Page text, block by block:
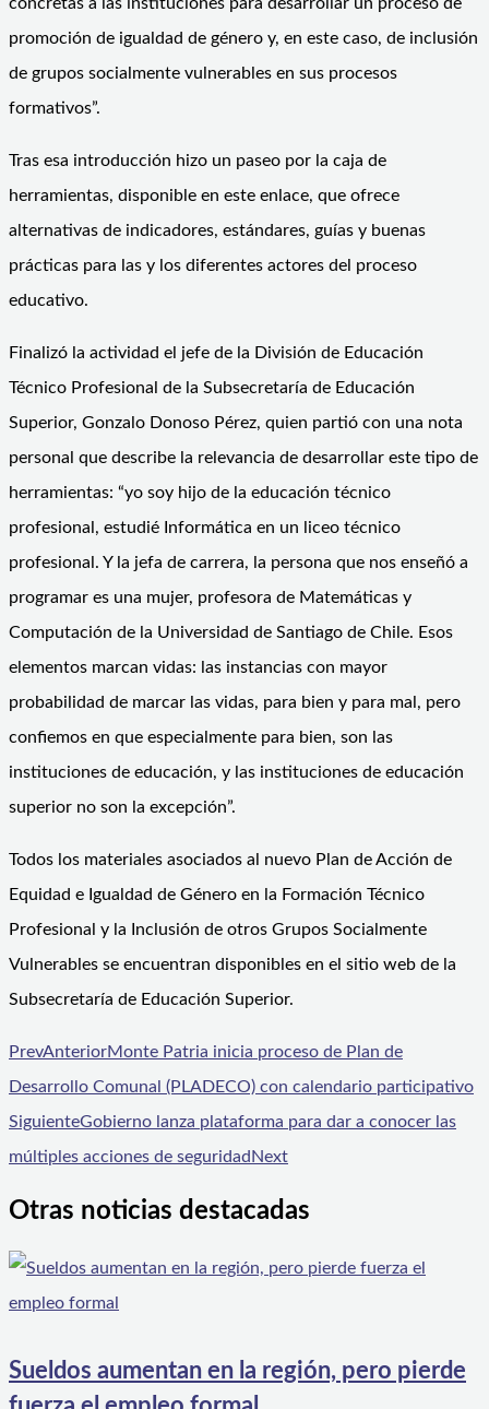
promoción de igualdad de género y, en este caso, de inclusión
de grupos socialmente vulnerables en sus procesos
formativos”.
Tras esa introducción hizo un paseo por la caja de
herramientas, disponible en este enlace, que ofrece
alternativas de indicadores, estándares, guías y buenas
prácticas para las y los diferentes actores del proceso
educativo.
Finalizó la actividad el jefe de la División de Educación
Técnico Profesional de la Subsecretaría de Educación
Superior, Gonzalo Donoso Pérez, quien partió con una nota
personal que describe la relevancia de desarrollar este tipo de
herramientas: “yo soy hijo de la educación técnico
profesional, estudié Informática en un liceo técnico
profesional. Y la jefa de carrera, la persona que nos enseñó a
programar es una mujer, profesora de Matemáticas y
Computación de la Universidad de Santiago de Chile. Esos
elementos marcan vidas: las instancias con mayor
probabilidad de marcar las vidas, para bien y para mal, pero
confiemos en que especialmente para bien, son las
instituciones de educación, y las instituciones de educación
superior no son la excepción”.
Todos los materiales asociados al nuevo Plan de Acción de
Equidad e Igualdad de Género en la Formación Técnico
Profesional y la Inclusión de otros Grupos Socialmente
Vulnerables se encuentran disponibles en el sitio web de la
Subsecretaría de Educación Superior.
PrevAnteriorMonte Patria inicia proceso de Plan de
Desarrollo Comunal (PLADECO) con calendario participativo
SiguienteGobierno lanza plataforma para dar a conocer las
múltiples acciones de seguridadNext
Otras noticias destacadas
Sueldos aumentan en la región, pero pierde